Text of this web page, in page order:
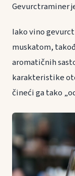
Gevurctraminer
Iako vino
muskatom,
aromatičnih
karakteristike
čineći ga tako